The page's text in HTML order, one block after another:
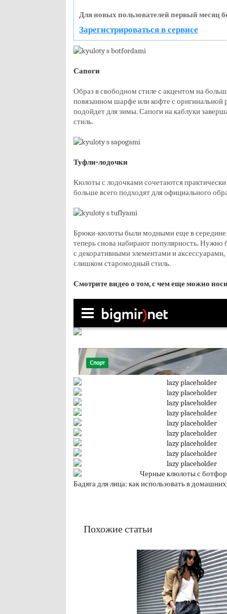
Для новых пользователей первый месяц
Зарегистрироваться в сервисе
Сапоги
Образ в свободном стиле с акцентом на
повязанном шарфе или кофте с оригинальной
подойдет для зимы. Сапоги на каблуки
стиль.
Туфли-лодочки
Кюлоты с лодочками сочетаются
больше всего подходят для официального
Брюки-кюлоты были модными еще в середине
теперь снова набирают популярность. Нужно
с декоративными элементами и
слишком старомодный стиль.
Смотрите видео о том, с чем еще можно
Бадяга для лица: как использовать в
Похожие статьи